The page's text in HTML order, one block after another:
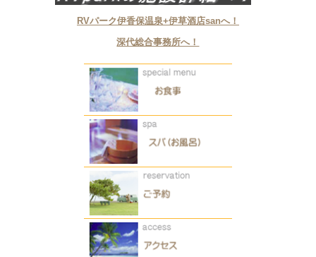
RVパーク伊香保温泉+伊草酒店sanへ！
深代総合事務所へ！